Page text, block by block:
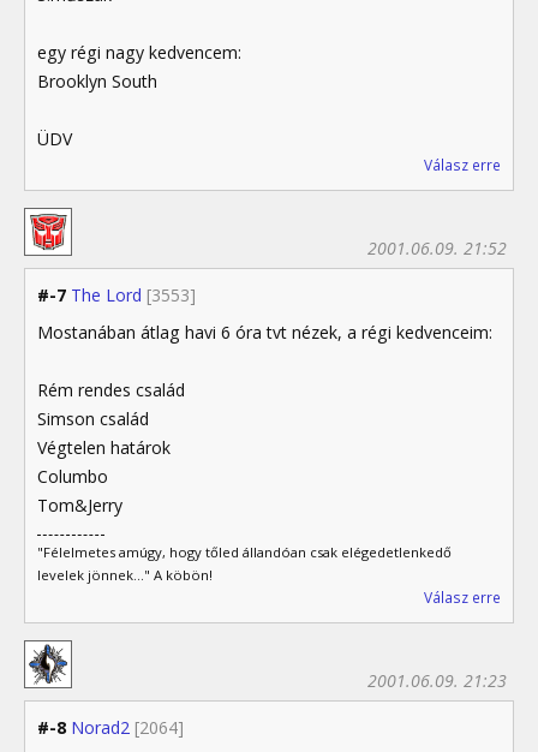
egy régi nagy kedvencem:
Brooklyn South
ÜDV
Válasz erre
#-7 The Lord [3553]
2001.06.09. 21:52
Mostanában átlag havi 6 óra tvt nézek, a régi kedvenceim:
Rém rendes család
Simson család
Végtelen határok
Columbo
Tom&Jerry
"Félelmetes amúgy, hogy tőled állandóan csak elégedetlenkedő
levelek jönnek..." A köbön!
Válasz erre
#-8 Norad2 [2064]
2001.06.09. 21:23